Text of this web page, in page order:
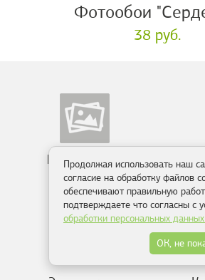
Фотообои
38 руб.
Более 10 000
сюжетов
Продолжая использовать наш
согласие на обработку файлов
обеспечивают правильную
подтверждаете что согласны с
обработки персональных данных
ОК, не